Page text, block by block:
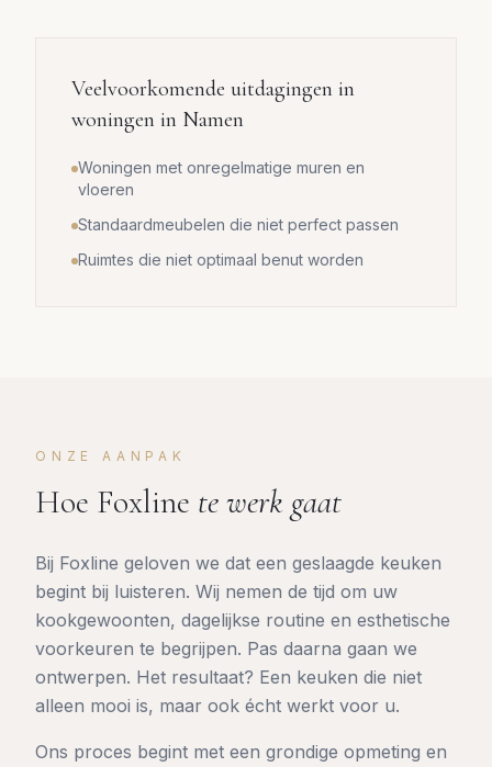
Veelvoorkomende uitdagingen in
woningen in Namen
Woningen met onregelmatige muren en
vloeren
Standaardmeubelen die niet perfect passen
Ruimtes die niet optimaal benut worden
ONZE AANPAK
Hoe Foxline te werk gaat
Bij Foxline geloven we dat een geslaagde keuken
begint bij luisteren. Wij nemen de tijd om uw
kookgewoonten, dagelijkse routine en esthetische
voorkeuren te begrijpen. Pas daarna gaan we
ontwerpen. Het resultaat? Een keuken die niet
alleen mooi is, maar ook écht werkt voor u.
Ons proces begint met een grondige opmeting en